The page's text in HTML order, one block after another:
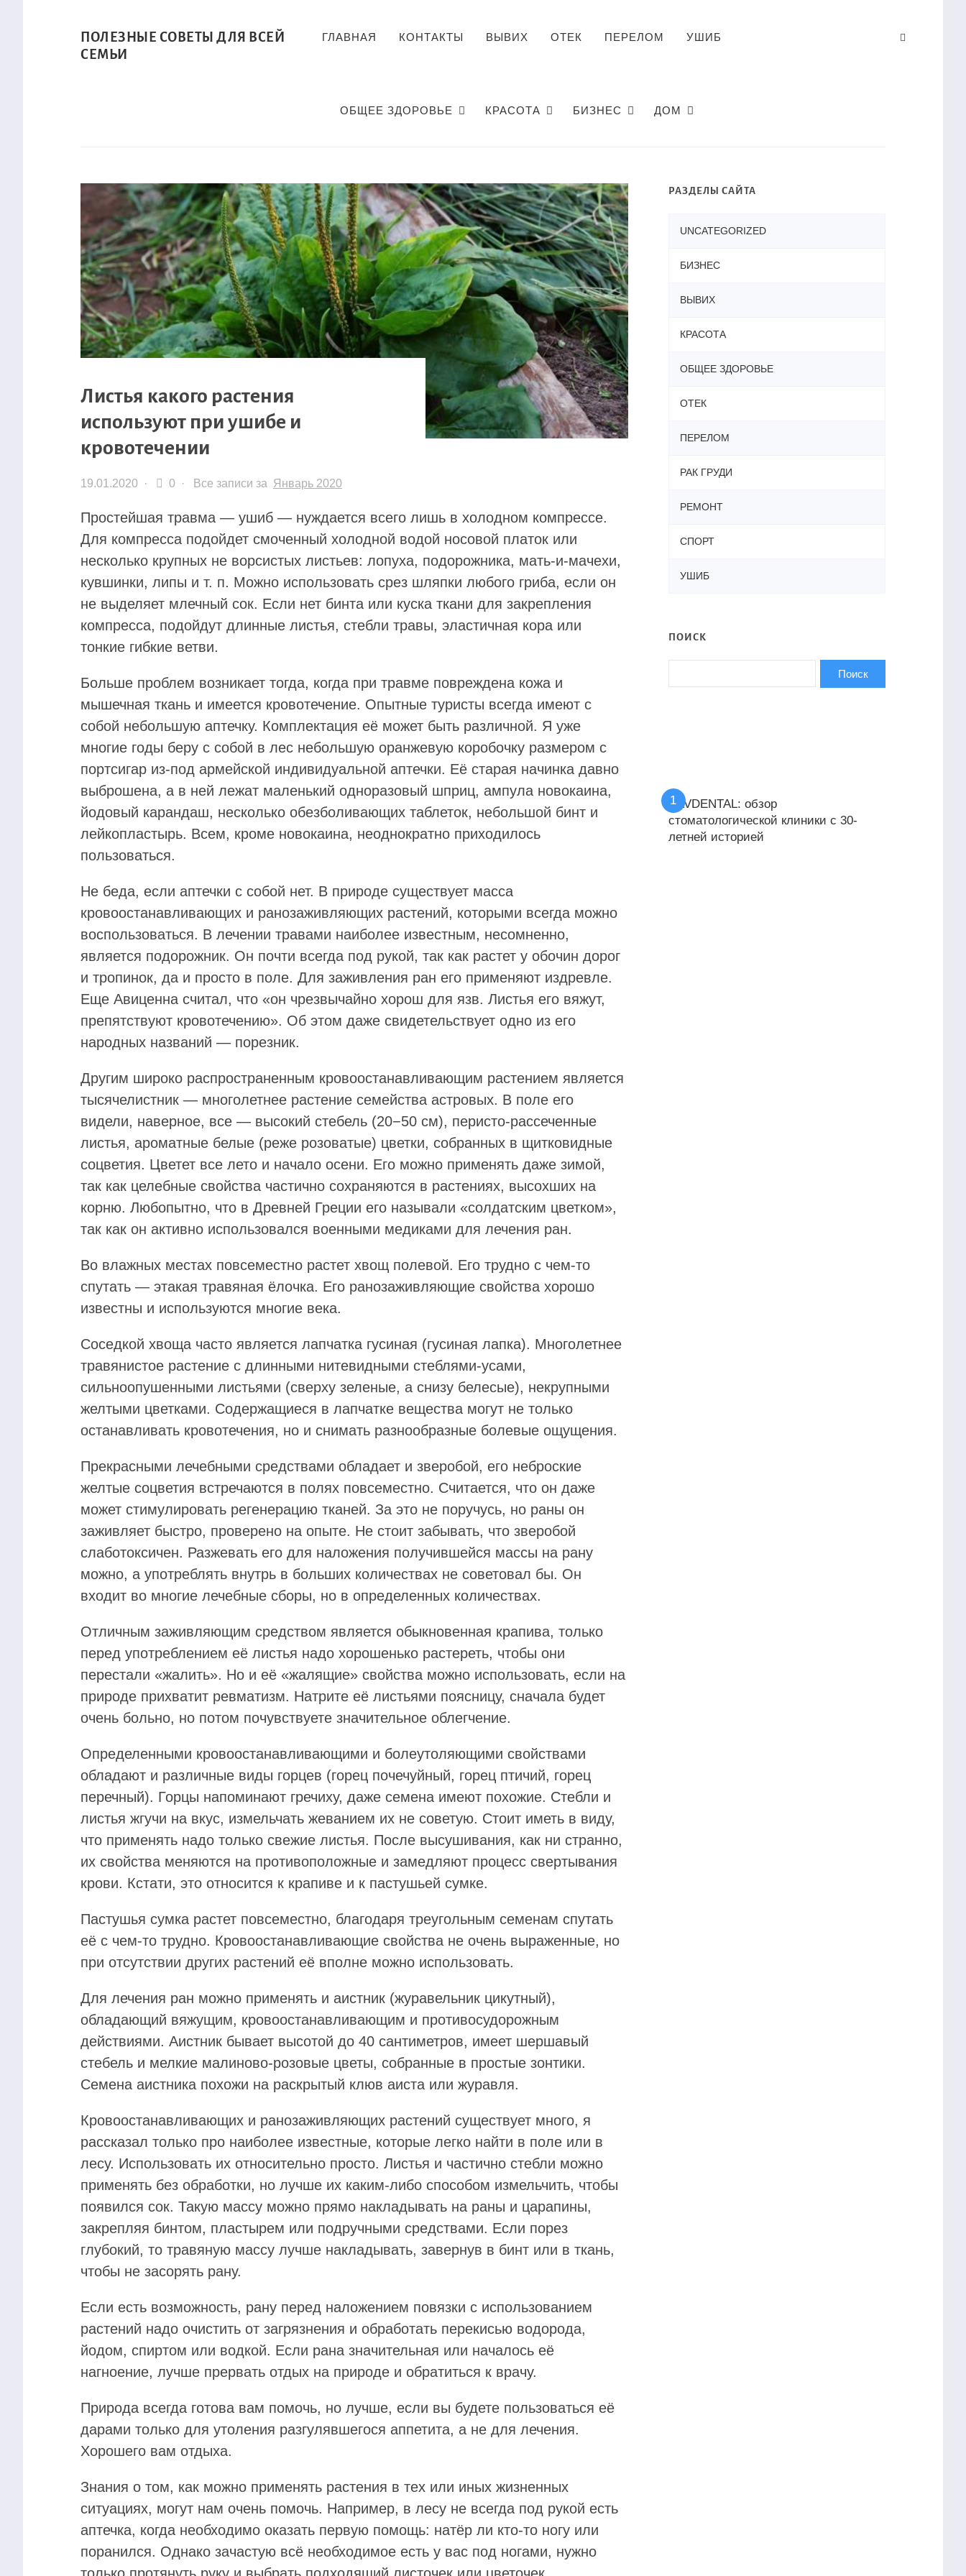
ПОЛЕЗНЫЕ СОВЕТЫ ДЛЯ ВСЕЙ
СЕМЬИ
ГЛАВНАЯ КОНТАКТЫ ВЫВИХ ОТЕК ПЕРЕЛОМ УШИБ
ОБЩЕЕ ЗДОРОВЬЕ КРАСОТА БИЗНЕС ДОМ
Листья какого растения
используют при ушибе и
кровотечении
19.01.2020 · 0 · Все записи за Январь 2020
Простейшая травма — ушиб — нуждается всего лишь в холодном компрессе.
Для компресса подойдет смоченный холодной водой носовой платок или
несколько крупных не ворсистых листьев: лопуха, подорожника, мать-и-мачехи,
кувшинки, липы и т. п. Можно использовать срез шляпки любого гриба, если он
не выделяет млечный сок. Если нет бинта или куска ткани для закрепления
компресса, подойдут длинные листья, стебли травы, эластичная кора или
тонкие гибкие ветви.
Больше проблем возникает тогда, когда при травме повреждена кожа и
мышечная ткань и имеется кровотечение. Опытные туристы всегда имеют с
собой небольшую аптечку. Комплектация её может быть различной. Я уже
многие годы беру с собой в лес небольшую оранжевую коробочку размером с
портсигар из-под армейской индивидуальной аптечки. Её старая начинка давно
выброшена, а в ней лежат маленький одноразовый шприц, ампула новокаина,
йодовый карандаш, несколько обезболивающих таблеток, небольшой бинт и
лейкопластырь. Всем, кроме новокаина, неоднократно приходилось
пользоваться.
Не беда, если аптечки с собой нет. В природе существует масса
кровоостанавливающих и ранозаживляющих растений, которыми всегда можно
воспользоваться. В лечении травами наиболее известным, несомненно,
является подорожник. Он почти всегда под рукой, так как растет у обочин дорог
и тропинок, да и просто в поле. Для заживления ран его применяют издревле.
Еще Авиценна считал, что «он чрезвычайно хорош для язв. Листья его вяжут,
препятствуют кровотечению». Об этом даже свидетельствует одно из его
народных названий — порезник.
Другим широко распространенным кровоостанавливающим растением является
тысячелистник — многолетнее растение семейства астровых. В поле его
видели, наверное, все — высокий стебель (20−50 см), перисто-рассеченные
листья, ароматные белые (реже розоватые) цветки, собранных в щитковидные
соцветия. Цветет все лето и начало осени. Его можно применять даже зимой,
так как целебные свойства частично сохраняются в растениях, высохших на
корню. Любопытно, что в Древней Греции его называли «солдатским цветком»,
так как он активно использовался военными медиками для лечения ран.
Во влажных местах повсеместно растет хвощ полевой. Его трудно с чем-то
спутать — этакая травяная ёлочка. Его ранозаживляющие свойства хорошо
известны и используются многие века.
Соседкой хвоща часто является лапчатка гусиная (гусиная лапка). Многолетнее
травянистое растение с длинными нитевидными стеблями-усами,
сильноопушенными листьями (сверху зеленые, а снизу белесые), некрупными
желтыми цветками. Содержащиеся в лапчатке вещества могут не только
останавливать кровотечения, но и снимать разнообразные болевые ощущения.
Прекрасными лечебными средствами обладает и зверобой, его неброские
желтые соцветия встречаются в полях повсеместно. Считается, что он даже
может стимулировать регенерацию тканей. За это не поручусь, но раны он
заживляет быстро, проверено на опыте. Не стоит забывать, что зверобой
слаботоксичен. Разжевать его для наложения получившейся массы на рану
можно, а употреблять внутрь в больших количествах не советовал бы. Он
входит во многие лечебные сборы, но в определенных количествах.
Отличным заживляющим средством является обыкновенная крапива, только
перед употреблением её листья надо хорошенько растереть, чтобы они
перестали «жалить». Но и её «жалящие» свойства можно использовать, если на
природе прихватит ревматизм. Натрите её листьями поясницу, сначала будет
очень больно, но потом почувствуете значительное облегчение.
Определенными кровоостанавливающими и болеутоляющими свойствами
обладают и различные виды горцев (горец почечуйный, горец птичий, горец
перечный). Горцы напоминают гречиху, даже семена имеют похожие. Стебли и
листья жгучи на вкус, измельчать жеванием их не советую. Стоит иметь в виду,
что применять надо только свежие листья. После высушивания, как ни странно,
их свойства меняются на противоположные и замедляют процесс свертывания
крови. Кстати, это относится к крапиве и к пастушьей сумке.
Пастушья сумка растет повсеместно, благодаря треугольным семенам спутать
её с чем-то трудно. Кровоостанавливающие свойства не очень выраженные, но
при отсутствии других растений её вполне можно использовать.
Для лечения ран можно применять и аистник (журавельник цикутный),
обладающий вяжущим, кровоостанавливающим и противосудорожным
действиями. Аистник бывает высотой до 40 сантиметров, имеет шершавый
стебель и мелкие малиново-розовые цветы, собранные в простые зонтики.
Семена аистника похожи на раскрытый клюв аиста или журавля.
Кровоостанавливающих и ранозаживляющих растений существует много, я
рассказал только про наиболее известные, которые легко найти в поле или в
лесу. Использовать их относительно просто. Листья и частично стебли можно
применять без обработки, но лучше их каким-либо способом измельчить, чтобы
появился сок. Такую массу можно прямо накладывать на раны и царапины,
закрепляя бинтом, пластырем или подручными средствами. Если порез
глубокий, то травяную массу лучше накладывать, завернув в бинт или в ткань,
чтобы не засорять рану.
Если есть возможность, рану перед наложением повязки с использованием
растений надо очистить от загрязнения и обработать перекисью водорода,
йодом, спиртом или водкой. Если рана значительная или началось её
нагноение, лучше прервать отдых на природе и обратиться к врачу.
Природа всегда готова вам помочь, но лучше, если вы будете пользоваться её
дарами только для утоления разгулявшегося аппетита, а не для лечения.
Хорошего вам отдыха.
Знания о том, как можно применять растения в тех или иных жизненных
ситуациях, могут нам очень помочь. Например, в лесу не всегда под рукой есть
аптечка, когда необходимо оказать первую помощь: натёр ли кто-то ногу или
поранился. Однако зачастую всё необходимое есть у вас под ногами, нужно
РАЗДЕЛЫ САЙТА
UNCATEGORIZED
БИЗНЕС
ВЫВИХ
КРАСОТА
ОБЩЕЕ ЗДОРОВЬЕ
ОТЕК
ПЕРЕЛОМ
РАК ГРУДИ
РЕМОНТ
СПОРТ
УШИБ
ПОИСК
KAVDENTAL: обзор
стоматологической клиники с 30-
летней историей